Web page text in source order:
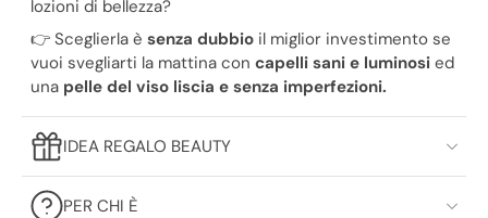
lozioni di bellezza?
👉 Sceglierla è senza dubbio il miglior investimento se
vuoi svegliarti la mattina con capelli sani e luminosi ed
una pelle del viso liscia e senza imperfezioni.
IDEA REGALO BEAUTY
PER CHI È